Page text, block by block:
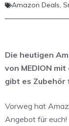
Amazon Deals,
Die heutigen
von MEDION
gibt es Zubehör
Vorweg hat
Angebot für